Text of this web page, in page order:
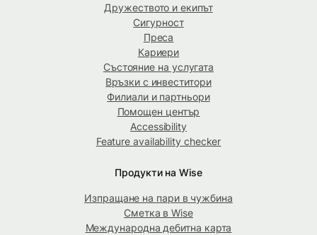
Дружеството и екипът
Сигурност
Преса
Кариери
Състояние на услугата
Връзки с инвеститори
Филиали и партньори
Помощен център
Accessibility
Feature availability checker
Продукти на Wise
Изпращане на пари в чужбина
Сметка в Wise
Международна дебитна карта